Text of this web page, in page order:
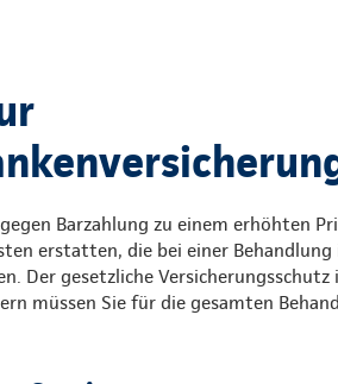
Barzahlung zu einem erhöhten
erstatten, die bei einer
Der gesetzliche
müssen Sie für die gesamten